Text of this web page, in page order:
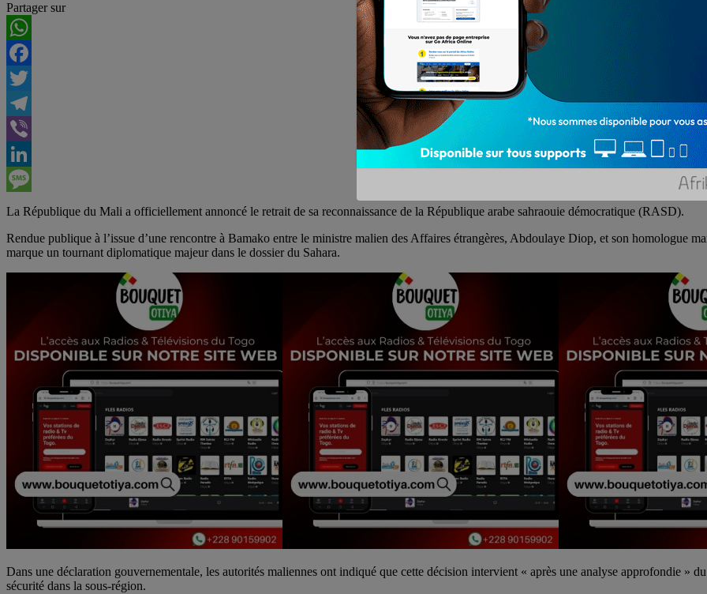
Partager sur
WhatsApp
Facebook
Twitter
Telegram
Viber
LinkedIn
Message
La République du Mali a officiellement annoncé le retrait de sa reconnaissance de la République arabe sahraouie démocratique (RASD).
Rendue publique à l’issue d’une rencontre à Bamako entre le ministre malien des Affaires étrangères, Abdoulaye Diop, et son homologue
marque un tournant diplomatique majeur dans le dossier du Sahara.
Dans une déclaration gouvernementale, les autorités maliennes ont indiqué que cette décision intervient « après une analyse approfondie »
sécurité dans la sous-région.